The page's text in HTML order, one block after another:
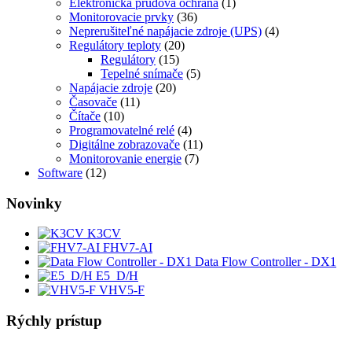
Monitorovacie prvky (36)
Neprerušiteľné napájacie zdroje (UPS) (4)
Regulátory teploty (20)
Regulátory (15)
Tepelné snímače (5)
Napájacie zdroje (20)
Časovače (11)
Čítače (10)
Programovatelné relé (4)
Digitálne zobrazovače (11)
Monitorovanie energie (7)
Software (12)
Novinky
K3CV
FHV7-AI
Data Flow Controller - DX1
E5_D/H
VHV5-F
Rýchly prístup